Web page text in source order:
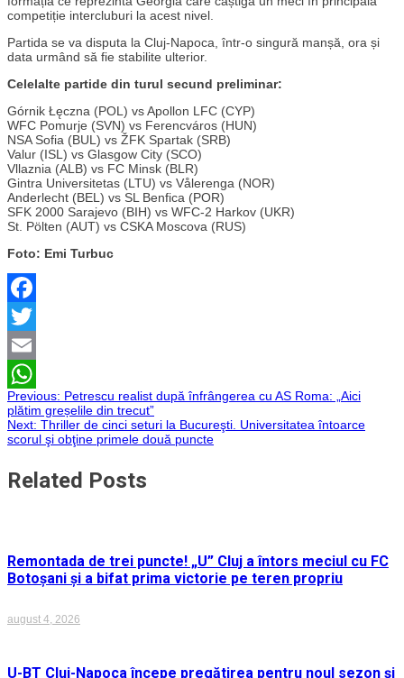
competiție intercluburi la acest nivel.
Partida se va disputa la Cluj-Napoca, într-o singură manșă, ora și
data urmând să fie stabilite ulterior.
Celelalte partide din turul secund preliminar:
Górnik Łęczna (POL) vs Apollon LFC (CYP)
WFC Pomurje (SVN) vs Ferencváros (HUN)
NSA Sofia (BUL) vs ŽFK Spartak (SRB)
Valur (ISL) vs Glasgow City (SCO)
Vllaznia (ALB) vs FC Minsk (BLR)
Gintra Universitetas (LTU) vs Vålerenga (NOR)
Anderlecht (BEL) vs SL Benfica (POR)
SFK 2000 Sarajevo (BIH) vs WFC-2 Harkov (UKR)
St. Pölten (AUT) vs CSKA Moscova (RUS)
Foto: Emi Turbuc
Facebook
Twitter
Email
WhatsApp
Navigare
în
articole
Previous: Petrescu realist după înfrângerea cu AS Roma: „Aici
plătim greșelile din trecut”
Next: Thriller de cinci seturi la Bucureşti. Universitatea întoarce
scorul şi obţine primele două puncte
Related Posts
Remontada de trei puncte! „U” Cluj a întors meciul cu FC
Botoșani și a bifat prima victorie pe teren propriu
august 4, 2026
U-BT Cluj-Napoca începe pregătirea pentru noul sezon și